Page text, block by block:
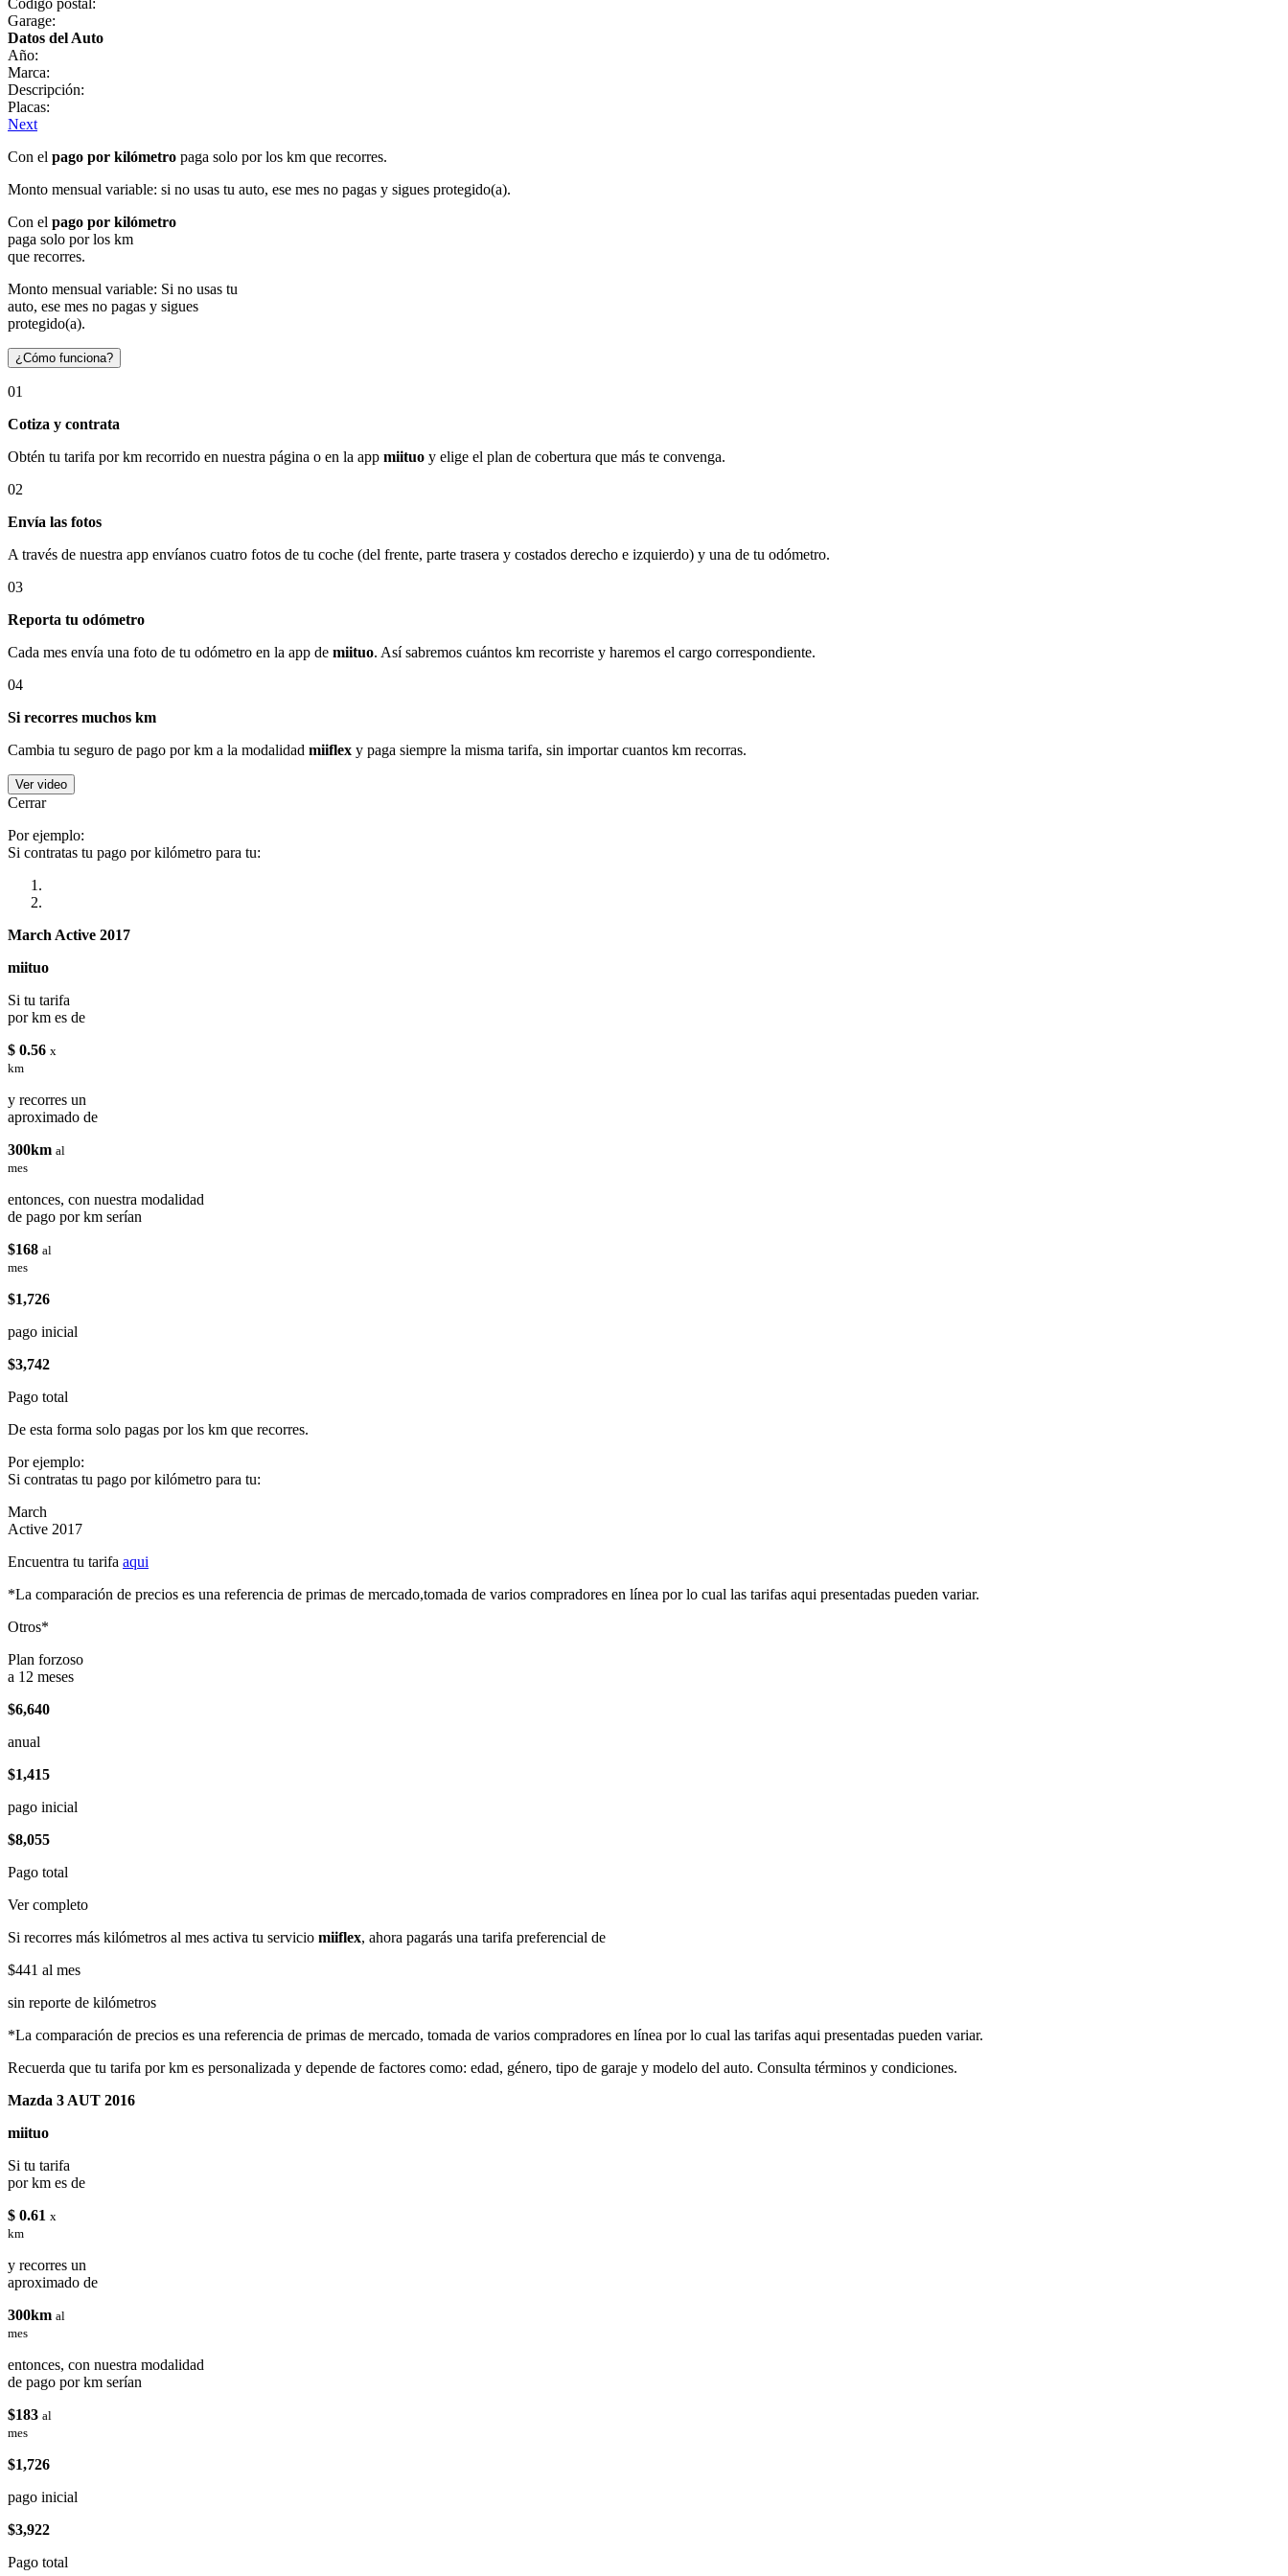
Garage:
Datos del Auto
Año:
Marca:
Descripción:
Placas:
Next
Con el pago por kilómetro paga solo por los km que recorres.
Monto mensual variable: si no usas tu auto, ese mes no pagas y sigues protegido(a).
Con el pago por kilómetro
paga solo por los km
que recorres.
Monto mensual variable: Si no usas tu
auto, ese mes no pagas y sigues
protegido(a).
¿Cómo funciona?
01
Cotiza y contrata
Obtén tu tarifa por km recorrido en nuestra página o en la app miituo y elige el plan de cobertura que más te convenga.
02
Envía las fotos
A través de nuestra app envíanos cuatro fotos de tu coche (del frente, parte trasera y costados derecho e izquierdo) y una de tu odómetro.
03
Reporta tu odómetro
Cada mes envía una foto de tu odómetro en la app de miituo. Así sabremos cuántos km recorriste y haremos el cargo correspondiente.
04
Si recorres muchos km
Cambia tu seguro de pago por km a la modalidad miiflex y paga siempre la misma tarifa, sin importar cuantos km recorras.
Ver video
Cerrar
Por ejemplo:
Si contratas tu pago por kilómetro para tu:
March Active 2017
miituo
Si tu tarifa
por km es de
$ 0.56 x
km
y recorres un
aproximado de
300km al
mes
entonces, con nuestra modalidad
de pago por km serían
$168 al
mes
$1,726
pago inicial
$3,742
Pago total
De esta forma solo pagas por los km que recorres.
Por ejemplo:
Si contratas tu pago por kilómetro para tu:
March
Active 2017
Encuentra tu tarifa aqui
*La comparación de precios es una referencia de primas de mercado,tomada de varios compradores en línea por lo cual las tarifas aqui presentadas pueden variar.
Otros*
Plan forzoso
a 12 meses
$6,640
anual
$1,415
pago inicial
$8,055
Pago total
Ver completo
Si recorres más kilómetros al mes activa tu servicio miiflex, ahora pagarás una tarifa preferencial de
$441 al mes
sin reporte de kilómetros
*La comparación de precios es una referencia de primas de mercado, tomada de varios compradores en línea por lo cual las tarifas aqui presentadas pueden variar.
Recuerda que tu tarifa por km es personalizada y depende de factores como: edad, género, tipo de garaje y modelo del auto. Consulta términos y condiciones.
Mazda 3 AUT 2016
miituo
Si tu tarifa
por km es de
$ 0.61 x
km
y recorres un
aproximado de
300km al
mes
entonces, con nuestra modalidad
de pago por km serían
$183 al
mes
$1,726
pago inicial
$3,922
Pago total